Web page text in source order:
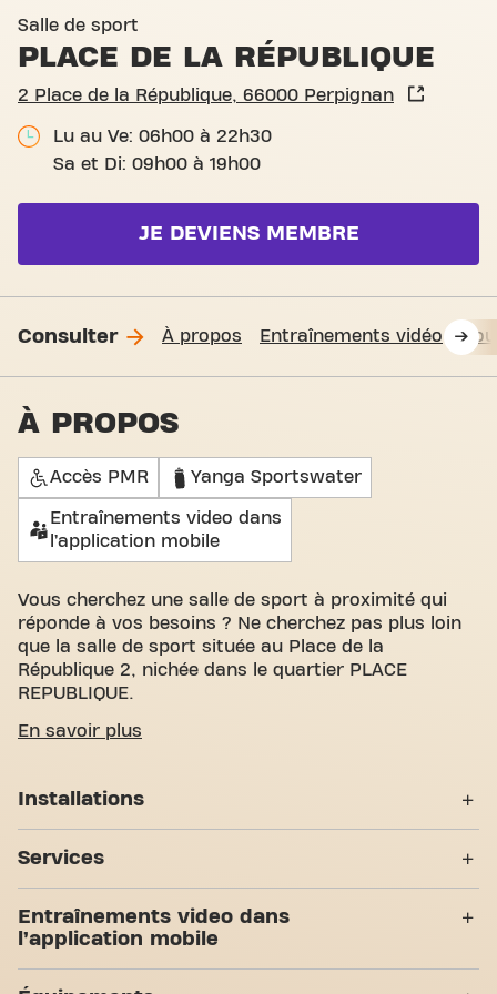
Salle de sport
PLACE DE LA RÉPUBLIQUE
2 Place de la République, 66000 Perpignan
Lu au Ve: 06h00 à 22h30
Sa et Di: 09h00 à 19h00
JE DEVIENS MEMBRE
Consulter À propos Entraînements vidéo
À PROPOS
Accès PMR Yanga Sportswater
Entraînements video dans
l’application mobile
Vous cherchez une salle de sport à proximité qui
réponde à vos besoins ? Ne cherchez pas plus loin
que la salle de sport située au Place de la
République 2, nichée dans le quartier PLACE
REPUBLIQUE.
Nous savons à quel point il est important de
d'espace d'entraînement et des entraîneurs
chaque étape. Notre salle de sport offre une grande
variété d'équipements et de séances
d'entraînement vidéo. Mais ce qui nous distingue
vraiment, c'est le sens de la communauté que nous
avons créé - un endroit où vous trouverez
Rejoignez-nous dès aujourd'hui et découvrez
En savoir plus
Installations
Douches
Services
Yanga Sportswater
Entraînements video dans
l’application mobile